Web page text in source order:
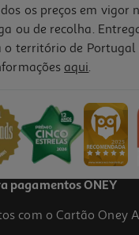
os preços em vigor
ou de recolha.
o território de
aqui.
pagamentos ONEY
com o Cartão Oney